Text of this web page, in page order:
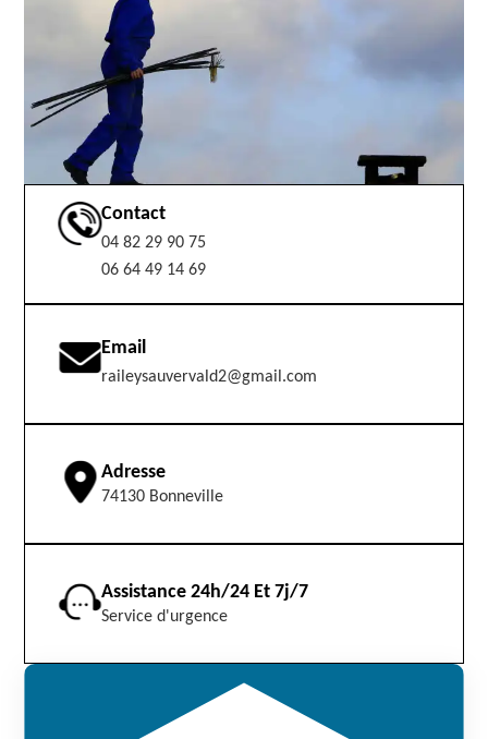
Contact
04 82 29 90 75
06 64 49 14 69
Email
raileysauvervald2@gmail.com
Adresse
74130 Bonneville
Assistance 24h/24 Et 7j/7
Service d'urgence